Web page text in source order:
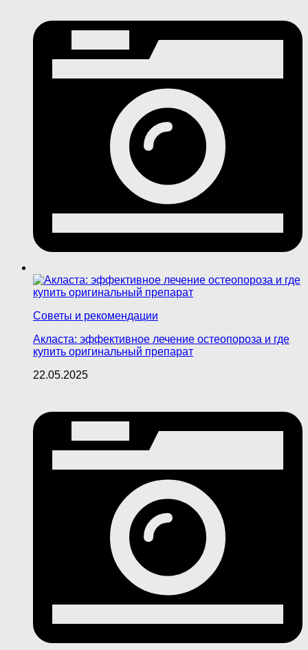
Советы и рекомендации
Акласта: эффективное лечение остеопороза и где
купить оригинальный препарат
22.05.2025